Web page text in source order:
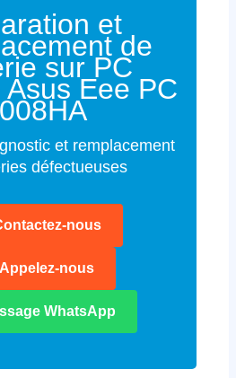
et
de
sur PC
Eee PC
et remplacement
défectueuses
nous
Appelez-nous
WhatsApp